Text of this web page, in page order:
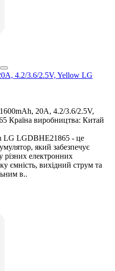
4.2/3.6/2.5V, Yellow LG
20A, 4.2/3.6/2.5V,
Країна виробництва: Китай
LG LGDBHE21865 - це
який забезпечує
різних електронних
ємність, вихідний струм та
в..